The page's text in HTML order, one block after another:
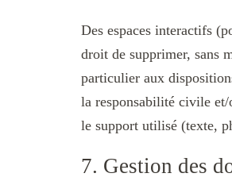
Des espaces interactifs
droit de supprimer, sans
particulier aux
la responsabilité civile et/
le support utilisé (texte,
7. Gestion des